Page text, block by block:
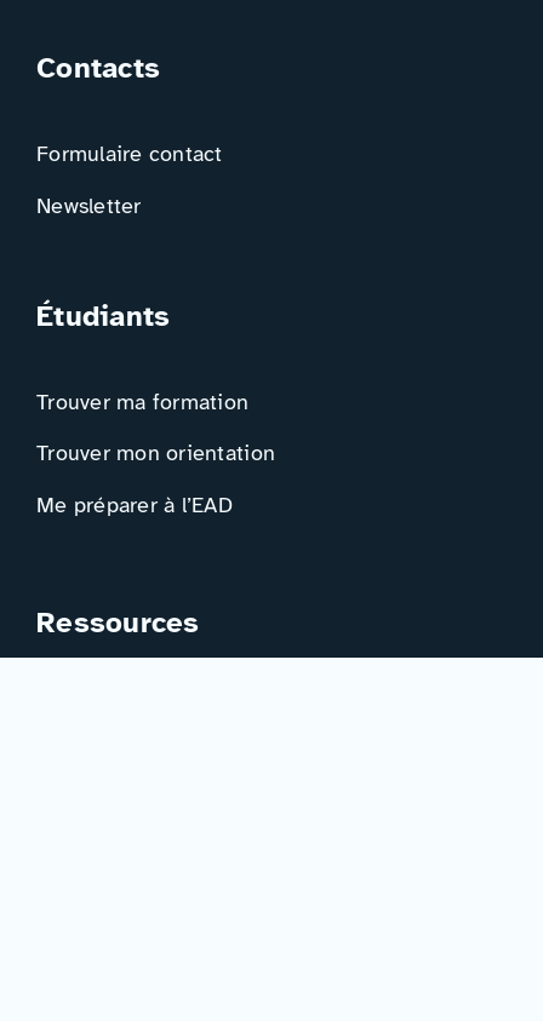
Contacts
Formulaire contact
Newsletter
Étudiants
Trouver ma formation
Trouver mon orientation
Me préparer à l’EAD
Ressources